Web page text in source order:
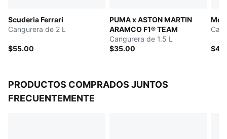
Insignia de la Scuderia Ferrari
Detalles de la marca PUMA
Scuderia Ferrari
Cangurera de 2 L
$55.00
PUMA x ASTON MARTIN
ARAMCO F1® TEAM
Cangurera de 1.5 L
$35.00
PRODUCTOS COMPRADOS JUNTOS
FRECUENTEMENTE